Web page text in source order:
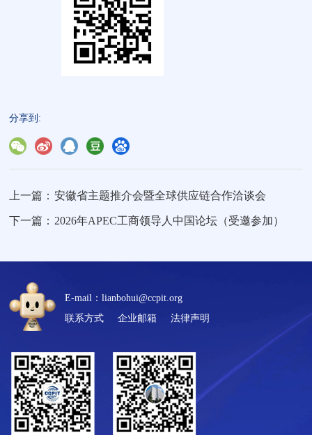
分享到:
上一篇： 安徽省主题推介会暨全球供应链合作洽谈会
下一篇： 2026年APEC工商领导人中国论坛（受邀参加）
E-mail：lianbohui@ccpit.org
联系方式
企业邮箱 法律声明